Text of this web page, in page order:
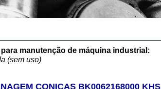
manutenção de máquina industrial:
(sem uso)
CONICAS BK0062168000 KHS